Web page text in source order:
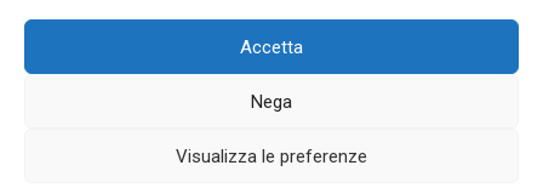
Accetta
Nega
Visualizza le preferenze
by ThemeGrill. Powered by
Contatti Cambio Serratura Torino – Sostituzione serrature 24h
Torino